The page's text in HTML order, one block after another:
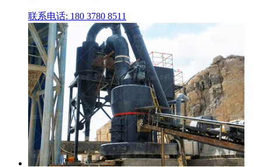
联系电话: 180 3780 8511